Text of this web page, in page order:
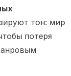
тон: мир
потеря